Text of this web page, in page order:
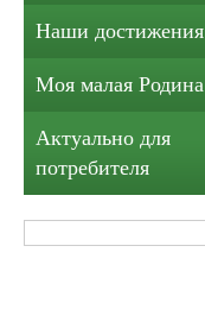
Наши достижения
Моя малая Родина
Актуально для
потребителя